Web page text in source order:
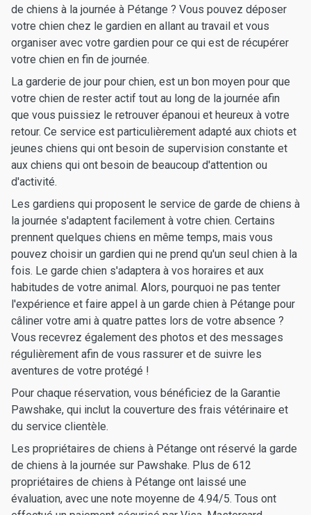
de chiens à la journée à Pétange ? Vous pouvez déposer
votre chien chez le gardien en allant au travail et vous
organiser avec votre gardien pour ce qui est de récupérer
votre chien en fin de journée.
La garderie de jour pour chien, est un bon moyen pour que
votre chien de rester actif tout au long de la journée afin
que vous puissiez le retrouver épanoui et heureux à votre
retour. Ce service est particulièrement adapté aux chiots et
jeunes chiens qui ont besoin de supervision constante et
aux chiens qui ont besoin de beaucoup d'attention ou
d'activité.
Les gardiens qui proposent le service de garde de chiens à
la journée s'adaptent facilement à votre chien. Certains
prennent quelques chiens en même temps, mais vous
pouvez choisir un gardien qui ne prend qu'un seul chien à la
fois. Le garde chien s'adaptera à vos horaires et aux
habitudes de votre animal. Alors, pourquoi ne pas tenter
l'expérience et faire appel à un garde chien à Pétange pour
câliner votre ami à quatre pattes lors de votre absence ?
Vous recevrez également des photos et des messages
régulièrement afin de vous rassurer et de suivre les
aventures de votre protégé !
Pour chaque réservation, vous bénéficiez de la Garantie
Pawshake, qui inclut la couverture des frais vétérinaire et
du service clientèle.
Les propriétaires de chiens à Pétange ont réservé la garde
de chiens à la journée sur Pawshake. Plus de 612
propriétaires de chiens à Pétange ont laissé une
évaluation, avec une note moyenne de 4.94/5. Tous ont